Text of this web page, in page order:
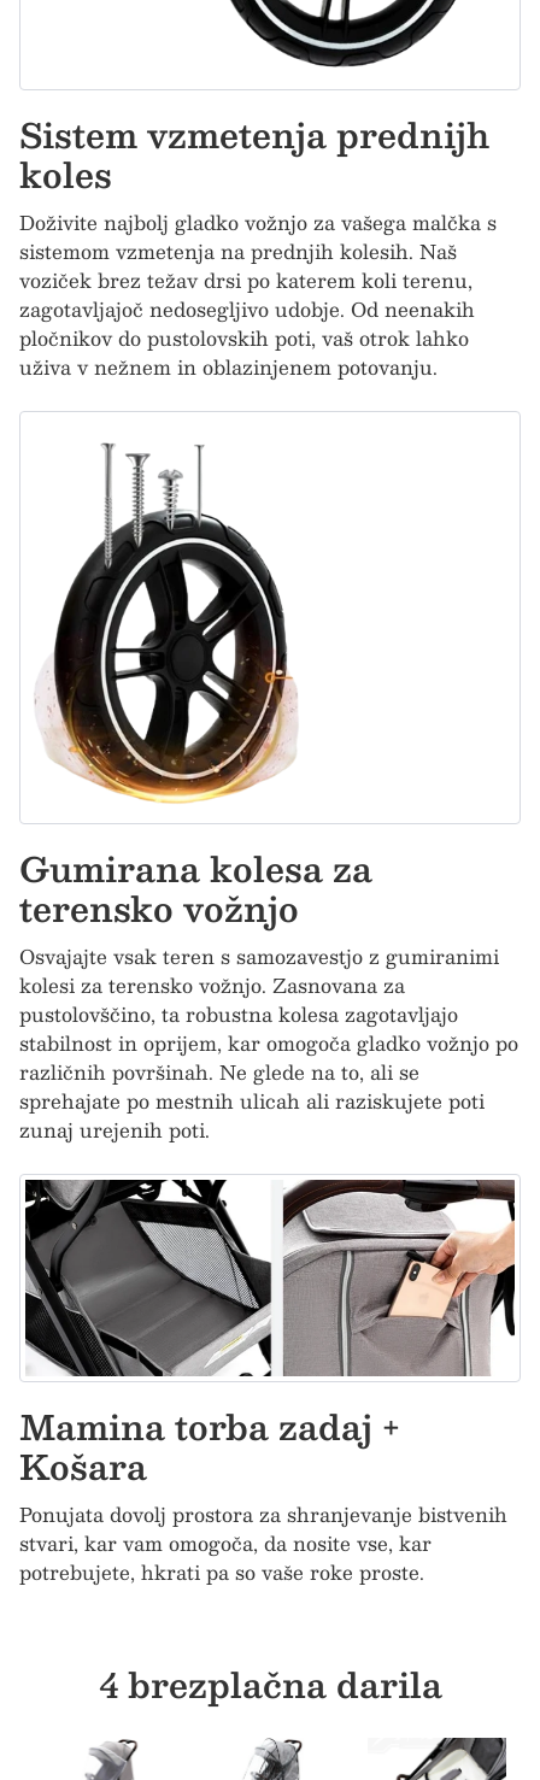
Sistem vzmetenja prednijh
koles
Doživite najbolj gladko vožnjo za vašega malčka s
sistemom vzmetenja na prednjih kolesih. Naš
voziček brez težav drsi po katerem koli terenu,
zagotavljajoč nedosegljivo udobje. Od neenakih
pločnikov do pustolovskih poti, vaš otrok lahko
uživa v nežnem in oblazinjenem potovanju.
Gumirana kolesa za
terensko vožnjo
Osvajajte vsak teren s samozavestjo z gumiranimi
kolesi za terensko vožnjo. Zasnovana za
pustolovščino, ta robustna kolesa zagotavljajo
stabilnost in oprijem, kar omogoča gladko vožnjo po
različnih površinah. Ne glede na to, ali se
sprehajate po mestnih ulicah ali raziskujete poti
zunaj urejenih poti.
Mamina torba zadaj +
Košara
Ponujata dovolj prostora za shranjevanje bistvenih
stvari, kar vam omogoča, da nosite vse, kar
potrebujete, hkrati pa so vaše roke proste.
4 brezplačna darila